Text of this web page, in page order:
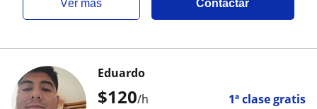
ver más Contactar
$120/h 1ª clase gratis
Eduardo